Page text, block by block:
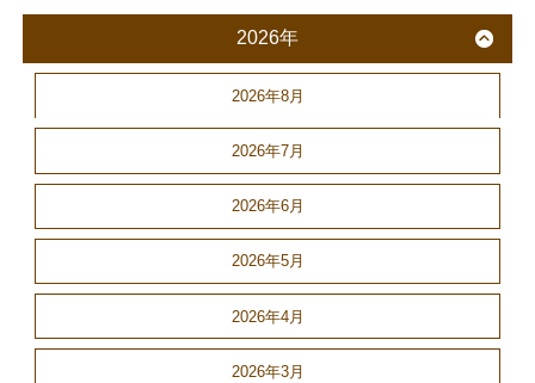
2026年
2026年8月
2026年7月
2026年6月
2026年5月
2026年4月
2026年3月